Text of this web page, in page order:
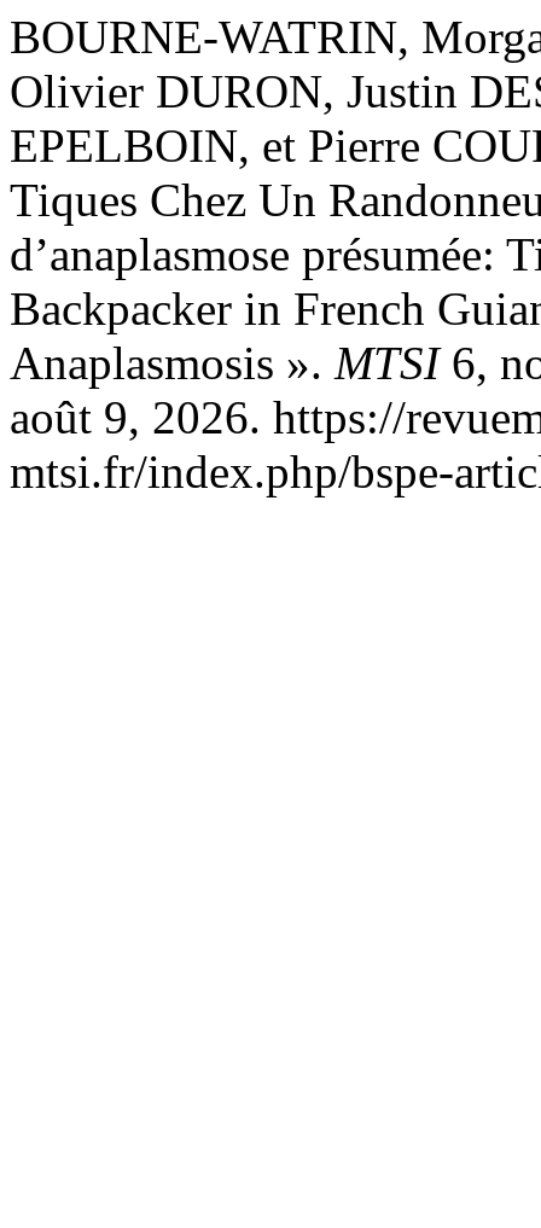
BOURNE-WATRIN,
Olivier DURON, Justin
EPELBOIN, et Pierre
Tiques Chez Un
d’anaplasmose présumée:
Backpacker in French
Anaplasmosis ». MTSI6,
août 9, 2026. https://
mtsi.fr/index.php/bspe-